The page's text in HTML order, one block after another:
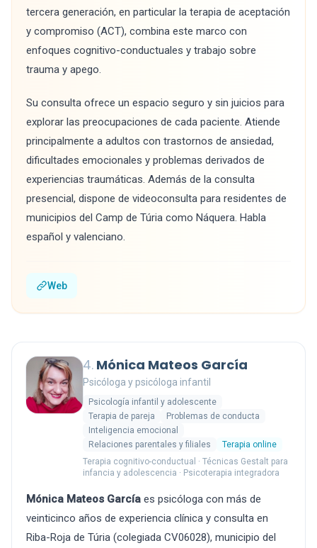
tercera generación, en particular la terapia de aceptación
y compromiso (ACT), combina este marco con
enfoques cognitivo-conductuales y trabajo sobre
trauma y apego.
Su consulta ofrece un espacio seguro y sin juicios para
explorar las preocupaciones de cada paciente. Atiende
principalmente a adultos con trastornos de ansiedad,
dificultades emocionales y problemas derivados de
experiencias traumáticas. Además de la consulta
presencial, dispone de videoconsulta para residentes de
municipios del Camp de Túria como Náquera. Habla
español y valenciano.
Web
4. Mónica Mateos García
Psicóloga y psicóloga infantil
Psicología infantil y adolescente
Terapia de pareja
Problemas de conducta
Inteligencia emocional
Relaciones parentales y filiales
Terapia online
Terapia cognitivo-conductual · Técnicas Gestalt para
infancia y adolescencia · Psicoterapia integradora
Mónica Mateos García es psicóloga con más de
veinticinco años de experiencia clínica y consulta en
Riba-Roja de Túria (colegiada CV06028), municipio del